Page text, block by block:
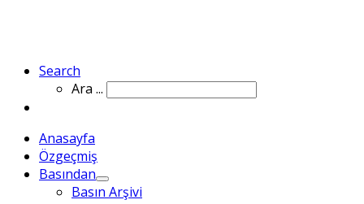
Search
Ara ...
Anasayfa
Özgeçmiş
Basından
Basın Arşivi